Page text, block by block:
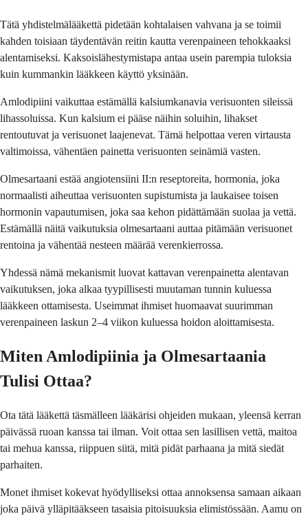
Tätä yhdistelmälääkettä pidetään kohtalaisen vahvana ja se toimii
kahden toisiaan täydentävän reitin kautta verenpaineen tehokkaaksi
alentamiseksi. Kaksoislähestymistapa antaa usein parempia tuloksia
kuin kummankin lääkkeen käyttö yksinään.
Amlodipiini vaikuttaa estämällä kalsiumkanavia verisuonten sileissä
lihassoluissa. Kun kalsium ei pääse näihin soluihin, lihakset
rentoutuvat ja verisuonet laajenevat. Tämä helpottaa veren virtausta
valtimoissa, vähentäen painetta verisuonten seinämiä vasten.
Olmesartaani estää angiotensiini II:n reseptoreita, hormonia, joka
normaalisti aiheuttaa verisuonten supistumista ja laukaisee toisen
hormonin vapautumisen, joka saa kehon pidättämään suolaa ja vettä.
Estämällä näitä vaikutuksia olmesartaani auttaa pitämään verisuonet
rentoina ja vähentää nesteen määrää verenkierrossa.
Yhdessä nämä mekanismit luovat kattavan verenpainetta alentavan
vaikutuksen, joka alkaa tyypillisesti muutaman tunnin kuluessa
lääkkeen ottamisesta. Useimmat ihmiset huomaavat suurimman
verenpaineen laskun 2–4 viikon kuluessa hoidon aloittamisesta.
Miten Amlodipiinia ja Olmesartaania
Tulisi Ottaa?
Ota tätä lääkettä täsmälleen lääkärisi ohjeiden mukaan, yleensä kerran
päivässä ruoan kanssa tai ilman. Voit ottaa sen lasillisen vettä, maitoa
tai mehua kanssa, riippuen siitä, mitä pidät parhaana ja mitä siedät
parhaiten.
Monet ihmiset kokevat hyödylliseksi ottaa annoksensa samaan aikaan
joka päivä ylläpitääkseen tasaisia pitoisuuksia elimistössään. Aamu on